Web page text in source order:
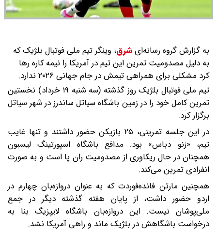
به گزارش گروه رسانه‌ایشرق، وینگر تیم ملی فوتبال بلژیک که
به دلیل مصدومیت تمرین این تیم در آمریکا را نیمه کاره رها
کرد مشکلی برای همراهی تیمش در جام جهانی ۲۰۲۶ ندارد.
تیم ملی فوتبال بلژیک روز گذشته (سه شنبه ۱۹ خرداد) نخستین
تمرین کامل خود را در زمین باشگاه سیاتل ساندرز در شهر سیاتل
برگزار کرد.
در این جلسه تمرینی، ۲۵ بازیکن حضور داشتند و تنها غایب
تیم، «زنو دباس» بود. مدافع باشگاه اسپورتینگ لیسبون
همچنان در حال ریکاوری از مصدومیت ران پا است و به صورت
انفرادی تمرین می‌کند.
همچنین مارتن فانده‌فوردت که به عنوان دروازه‌بان چهارم در
اردو حضور داشت، از پایان هفته گذشته دیگر در جمع
ملی‌پوشان نیست. این دروازه‌بان باشگاه لایپزیگ بنا به
درخواست باشگاهش در بلژیک ماند و راهی آمریکا نشد.